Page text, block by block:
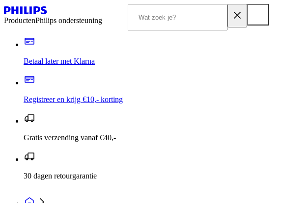
ProductenPhilips ondersteuning
Betaal later met Klarna
Registreer en krijg €10,- korting
Gratis verzending vanaf €40,-
30 dagen retourgarantie